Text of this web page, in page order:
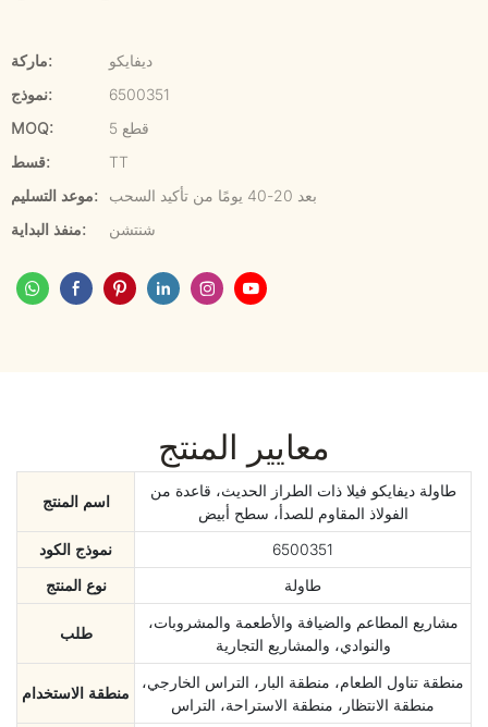
ماركة:
ديفايكو
نموذج:
6500351
MOQ:
5 قطع
قسط:
TT
موعد التسليم:
بعد 20-40 يومًا من تأكيد السحب
منفذ البداية:
شنتشن
معايير المنتج
اسم المنتج
طاولة ديفايكو فيلا ذات الطراز الحديث، قاعدة من
الفولاذ المقاوم للصدأ، سطح أبيض
نموذج الكود
6500351
نوع المنتج
طاولة
طلب
مشاريع المطاعم والضيافة والأطعمة والمشروبات،
والنوادي، والمشاريع التجارية
منطقة الاستخدام
منطقة تناول الطعام، منطقة البار، التراس الخارجي،
منطقة الانتظار، منطقة الاستراحة، التراس